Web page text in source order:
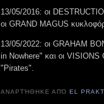
13/05/2016: οι
οι GRAND MAGUS
13/05/2022: οι GRAHAM
in Nowhere" και οι
"Pirates".
ΑΝΑΡΤΉΘΗΚΕ ΑΠΌEL PRAKT